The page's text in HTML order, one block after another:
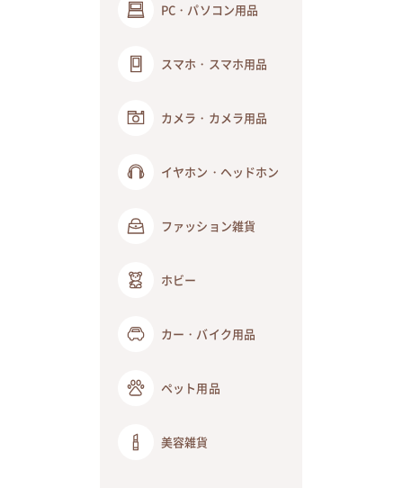
PC・パソコン用品
スマホ・スマホ用品
カメラ・カメラ用品
イヤホン・ヘッドホン
ファッション雑貨
ホビー
カー・バイク用品
ペット用品
美容雑貨